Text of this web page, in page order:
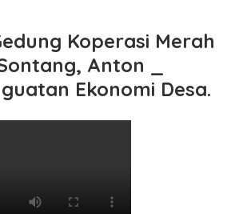
Koperasi Merah
Anton _
Ekonomi Desa.